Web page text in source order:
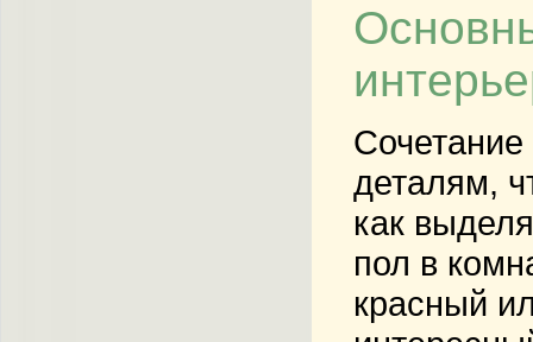
деталям,
как
пол в
красный